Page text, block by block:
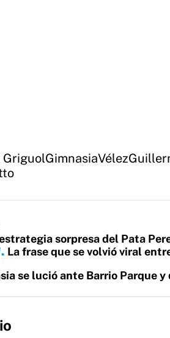
GriguolGimnasiaVélez
sorpresa del Pata
La frase que se volvió viral
se lució ante Barrio Parque